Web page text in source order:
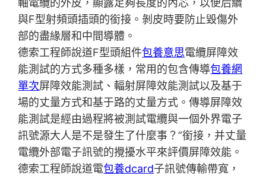
軸電纜的外皮，顯露足夠長度的內芯，以便后續
與F型射頻頭插頭的銜接。剝皮時要防止毀傷外
部的盡緣層和中間導體。
德索工程師說道F型頭組件包養意思電纜屏障效
能測試的方式多種多樣，常用的包含傳導包養網
單次屏障效能測試、輻射屏障效能測試以及基于
場的丈量方式和基于路的丈量方式。傳導屏障效
能測試是經由過程將被測試電纜與一個外界電子
訊號源大人是不是發生了什麼事？”銜接，并丈量
電纜外部電子訊號的攪擾水平來評價屏障效能。
德索工程師說道電包養dcard子訊號傳輸帶寬，